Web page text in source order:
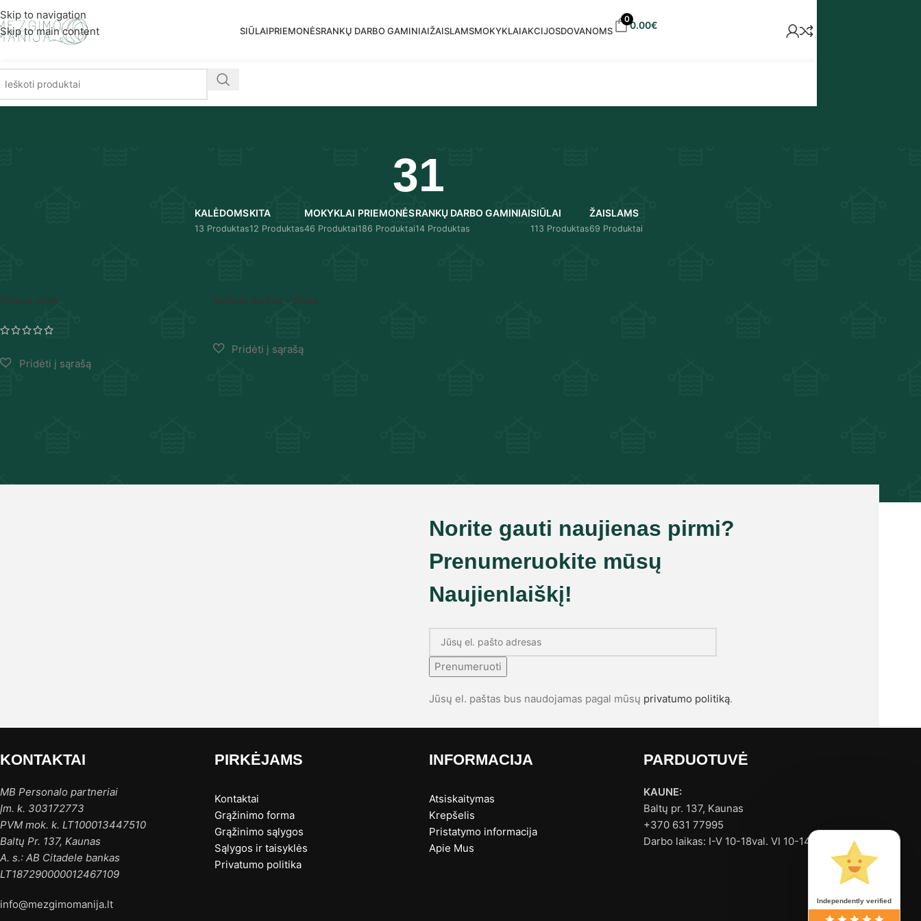
Skip to navigation
Skip to main content
SIŪLAIPRIEMONĖSRANKŲ DARBO GAMINIAIŽAISLAMSMOKYKLAIAKCIJOSDOVANOMS
00.00€
31
KALĖDOMS
13 Produktas
KITA
12 Produktas
MOKYKLAI
46 Produktai
PRIEMONĖS
186 Produktai
RANKŲ DARBO GAMINIAI
14 Produktas
SIŪLAI
113 Produktas
ŽAISLAMS
69 Produktai
Vėlimo vilna Veltinio lakštai – filcas
Norite gauti naujienas pirmi?
Prenumeruokite mūsų
Naujienlaiškį!
Prenumeruoti
Jūsų el. paštas bus naudojamas pagal mūsų privatumo politiką.
KONTAKTAI
MB Personalo partneriai
Įm. k. 303172773
PVM mok. k. LT100013447510
Baltų Pr. 137, Kaunas
A. s.: AB Citadele bankas
LT187290000012467109
info@mezgimomanija.lt
PIRKĖJAMS
Kontaktai
Grąžinimo forma
Grąžinimo sąlygos
Sąlygos ir taisyklės
Privatumo politika
INFORMACIJA
Atsiskaitymas
Krepšelis
Pristatymo informacija
Apie Mus
PARDUOTUVĖ
KAUNE:
Baltų pr. 137, Kaunas
+370 631 77995
Darbo laikas: I-V 10-18val. VI 10-14val.
Independently verified